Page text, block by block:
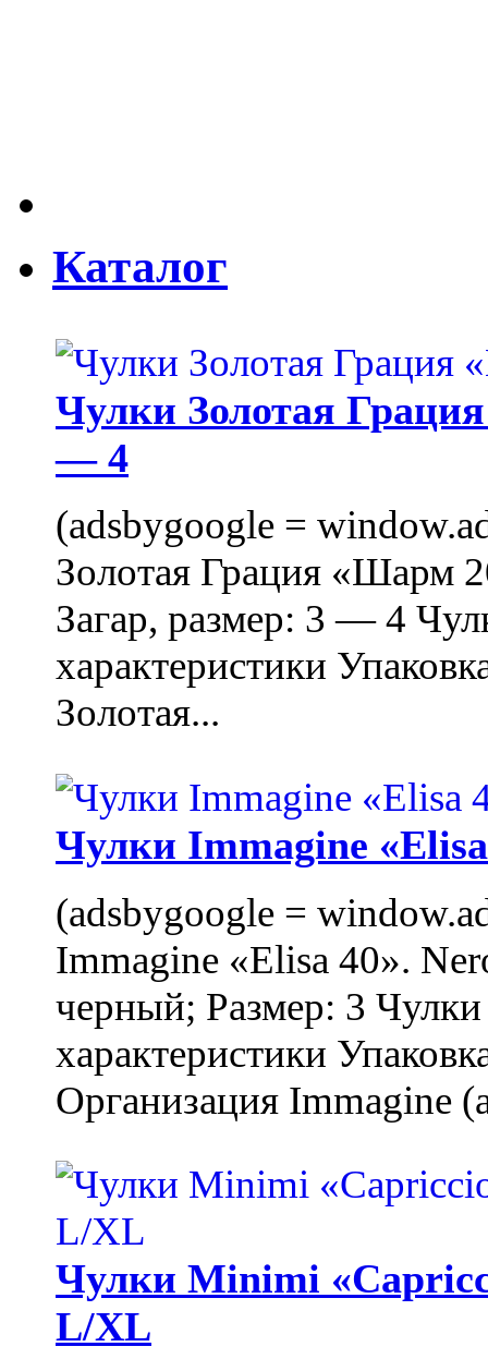
Каталог
Чулки Золотая
— 4
(adsbygoogle =
Золотая Грация «Шарм
Загар, размер: 3 — 4
характеристики
Золотая...
Чулки Immagine
(adsbygoogle =
Immagine «Elisa 40».
черный; Размер: 3
характеристики
Организация Immagine
Чулки Minimi
L/XL